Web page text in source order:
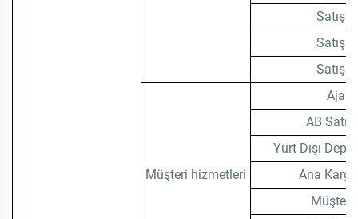
Satış
Satış
Satış
Müşteri hizmetleri
Ajan
AB
Yurt Dışı Depo
Ana
Müşteri